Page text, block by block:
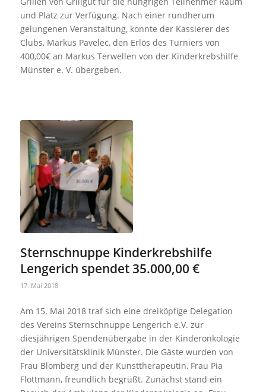
und Platz zur Verfügung. Nach einer rundherum
gelungenen Veranstaltung, konnte der Kassierer des
Clubs, Markus Pavelec, den Erlös des Turniers von
400,00€ an Markus Terwellen von der Kinderkrebshilfe
Münster e. V. übergeben.
Sternschnuppe Kinderkrebshilfe
Lengerich spendet 35.000,00 €
17. Mai 2018
Am 15. Mai 2018 traf sich eine dreiköpfige Delegation
des Vereins Sternschnuppe Lengerich e.V. zur
diesjährigen Spendenübergabe in der Kinderonkologie
der Universitätsklinik Münster. Die Gäste wurden von
Frau Blomberg und der Kunsttherapeutin, Frau Pia
Flottmann, freundlich begrüßt. Zunächst stand ein